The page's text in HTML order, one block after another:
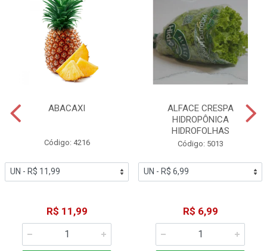
ABACAXI
Código: 4216
R$ 11,99
ALFACE CRESPA
HIDROPÔNICA
HIDROFOLHAS
Código: 5013
R$ 6,99